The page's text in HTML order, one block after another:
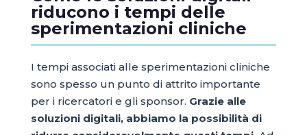
riducono i tempi delle
sperimentazioni cliniche
I tempi associati alle sperimentazioni cliniche
sono spesso un punto di attrito importante
per i ricercatori e gli sponsor. Grazie alle
soluzioni digitali, abbiamo la possibilità di